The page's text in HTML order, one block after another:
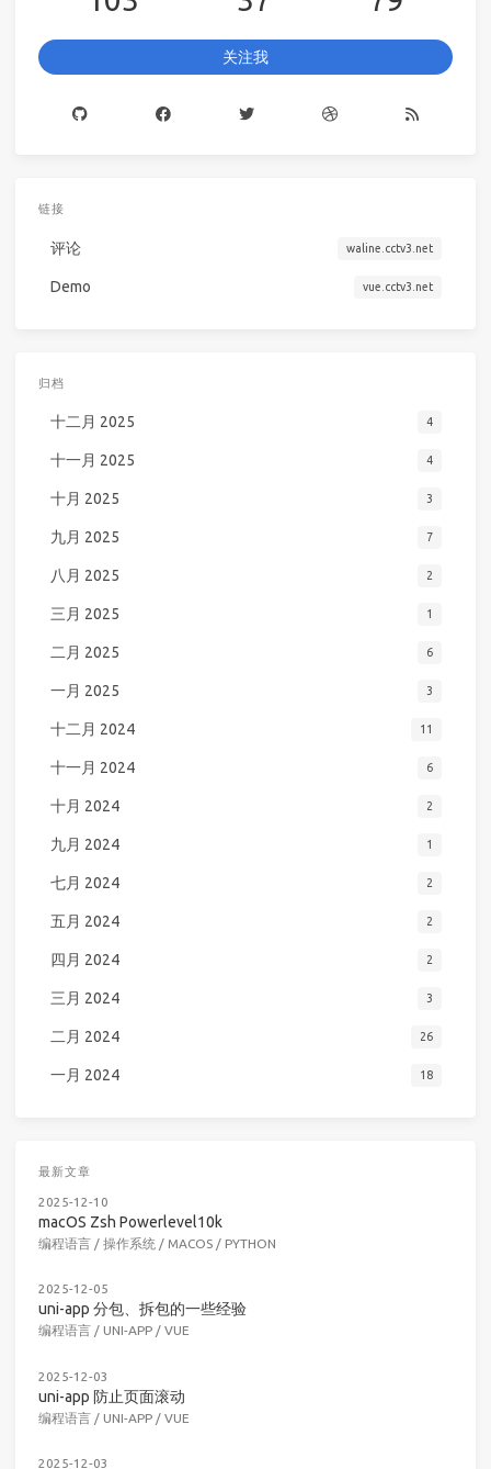
关注我
链接
评论 waline.cctv3.net
Demo vue.cctv3.net
归档
十二月 2025 4
十一月 2025 4
十月 2025 3
九月 2025 7
八月 2025 2
三月 2025 1
二月 2025 6
一月 2025 3
十二月 2024 11
十一月 2024 6
十月 2024 2
九月 2024 1
七月 2024 2
五月 2024 2
四月 2024 2
三月 2024 3
二月 2024 26
一月 2024 18
最新文章
2025-12-10
macOS Zsh Powerlevel10k
编程语言 / 操作系统 / MACOS / PYTHON
2025-12-05
uni-app 分包、拆包的一些经验
编程语言 / UNI-APP / VUE
2025-12-03
uni-app 防止页面滚动
编程语言 / UNI-APP / VUE
2025-12-03